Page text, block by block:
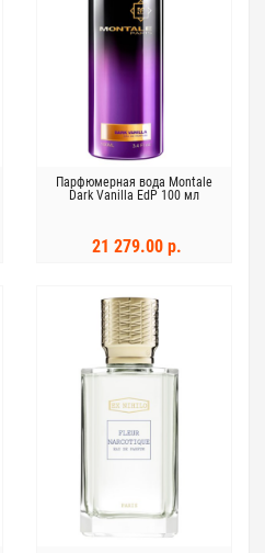
Парфюмерная вода Montale
Dark Vanilla EdP 100 мл
21 279.00 р.